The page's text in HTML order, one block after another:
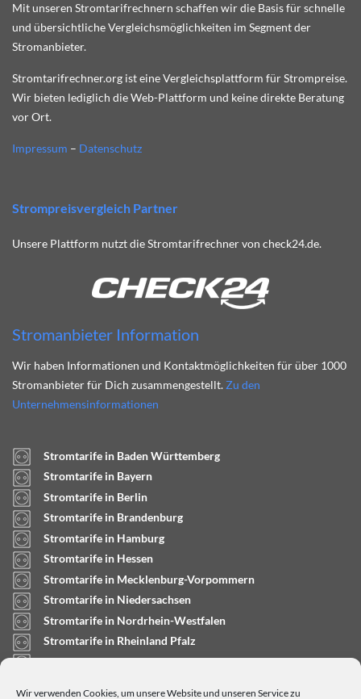
Wir verwenden Cookies, um unsere Website und unseren Service zu
Mit unseren Stromtarifrechnern schaffen wir die Basis für schnelle
und übersichtliche Vergleichsmöglichkeiten im Segment der
Stromanbieter.
Stromtarifrechner.org ist eine Vergleichsplattform für Strompreise.
Wir bieten lediglich die Web-Plattform und keine direkte Beratung
vor Ort.
Impressum – Datenschutz
Strompreisvergleich Partner
Unsere Plattform nutzt die Stromtarifrechner von check24.de.
Stromanbieter Information
Wir haben Informationen und Kontaktmöglichkeiten für über 1000
Stromanbieter für Dich zusammengestellt. Zu den
Unternehmensinformationen
Stromtarife in Baden Württemberg
Stromtarife in Bayern
Stromtarife in Berlin
Stromtarife in Brandenburg
Stromtarife in Hamburg
Stromtarife in Hessen
Stromtarife in Mecklenburg-Vorpommern
Stromtarife in Niedersachsen
Stromtarife in Nordrhein-Westfalen
Stromtarife in Rheinland Pfalz
Stromtarife in Saarland